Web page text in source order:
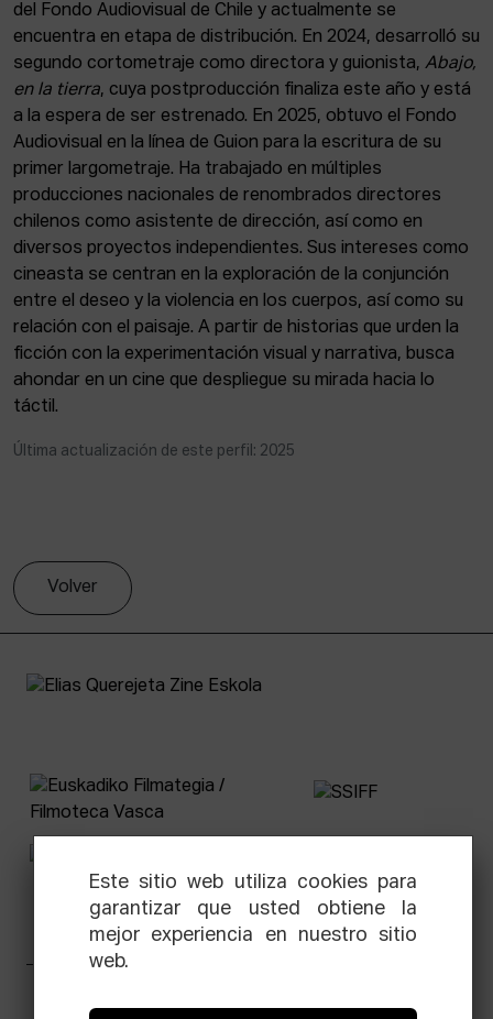
ACTUALIDAD
Admisión
Intranet
EUS
ESP
del Fondo Audiovisual de Chile y actualmente se
encuentra en etapa de distribución. En 2024, desarrolló su
segundo cortometraje como directora y guionista, Abajo,
en la tierra, cuya postproducción finaliza este año y está
a la espera de ser estrenado. En 2025, obtuvo el Fondo
Audiovisual en la línea de Guion para la escritura de su
primer largometraje. Ha trabajado en múltiples
producciones nacionales de renombrados directores
chilenos como asistente de dirección, así como en
diversos proyectos independientes. Sus intereses como
cineasta se centran en la exploración de la conjunción
entre el deseo y la violencia en los cuerpos, así como su
relación con el paisaje. A partir de historias que urden la
ficción con la experimentación visual y narrativa, busca
ahondar en un cine que despliegue su mirada hacia lo
táctil.
Última actualización de este perfil: 2025
Volver
Este sitio web utiliza cookies para
garantizar que usted obtiene la
mejor experiencia en nuestro sitio
web.